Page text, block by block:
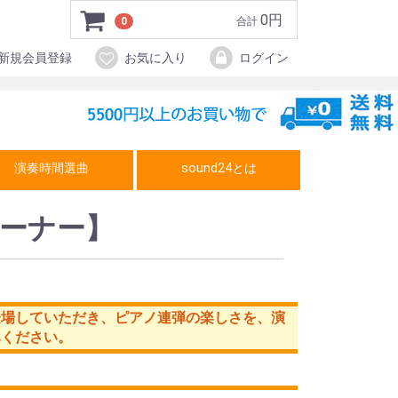
規会員登録 お気に入り ログイン
0 合計 0円
演奏時間選曲 sound24とは
ナー】
していただき、ピアノ連弾の楽しさを、演
ださい。